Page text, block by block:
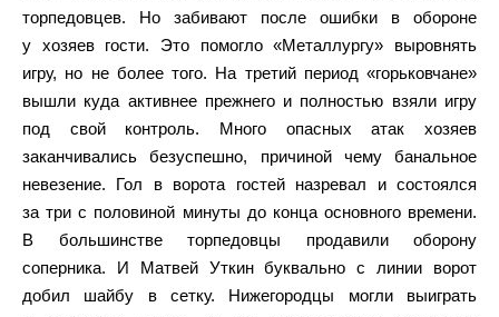
торпедовцев. Но забивают после ошибки в обороне
у хозяев гости. Это помогло «Металлургу» выровнять
игру, но не более того. На третий период «горьковчане»
вышли куда активнее прежнего и полностью взяли игру
под свой контроль. Много опасных атак хозяев
заканчивались безуспешно, причиной чему банальное
невезение. Гол в ворота гостей назревал и состоялся
за три с половиной минуты до конца основного времени.
В большинстве торпедовцы продавили оборону
соперника. И Матвей Уткин буквально с линии ворот
добил шайбу в сетку. Нижегородцы могли выиграть